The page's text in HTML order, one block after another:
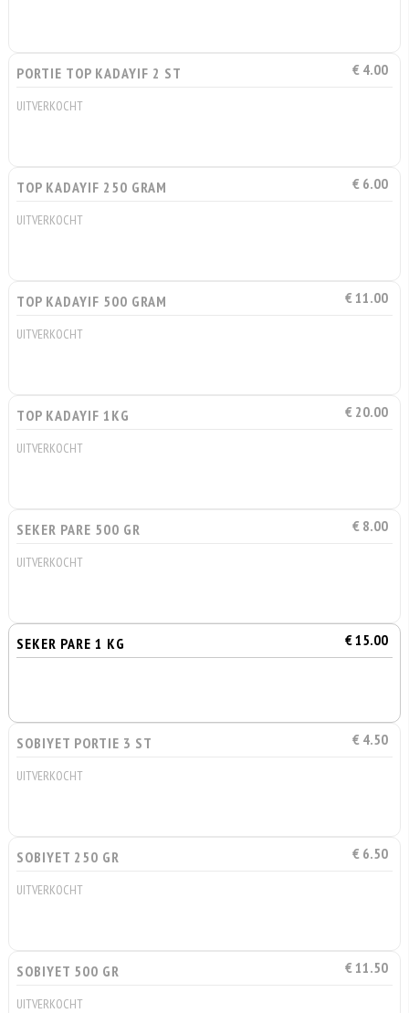
PORTIE TOP KADAYIF 2 ST € 4.00
UITVERKOCHT
TOP KADAYIF 250 GRAM € 6.00
UITVERKOCHT
TOP KADAYIF 500 GRAM € 11.00
UITVERKOCHT
TOP KADAYIF 1KG € 20.00
UITVERKOCHT
SEKER PARE 500 GR € 8.00
UITVERKOCHT
SEKER PARE 1 KG € 15.00
SOBIYET PORTIE 3 ST € 4.50
UITVERKOCHT
SOBIYET 250 GR € 6.50
UITVERKOCHT
SOBIYET 500 GR € 11.50
UITVERKOCHT